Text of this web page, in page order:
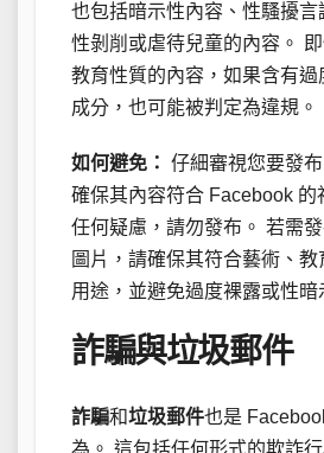
也包括暗示性內容、性騷擾言
性剝削或虐待兒童的內容。
教育性質的內容，如果含有過
成分，也可能被判定為違規。
如何避免： 仔細審視您要發
確保其內容符合 Facebook 的
任何疑慮，請勿發布。 若需
圖片，請確保其符合藝術、教
用途，並避免過度裸露或性暗
詐騙與垃圾郵件
詐騙和垃圾郵件也是
為。 這包括任何形式的欺詐